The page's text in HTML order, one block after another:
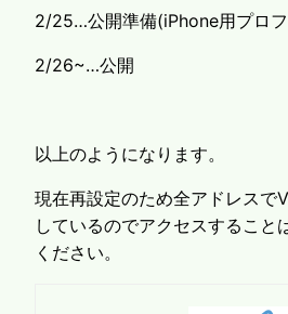
2/25…公開準備(iPhone用プロ
2/26~…公開
以上のようになります。
現在再設定のため全アドレスで
しているのでアクセスすること
ください。